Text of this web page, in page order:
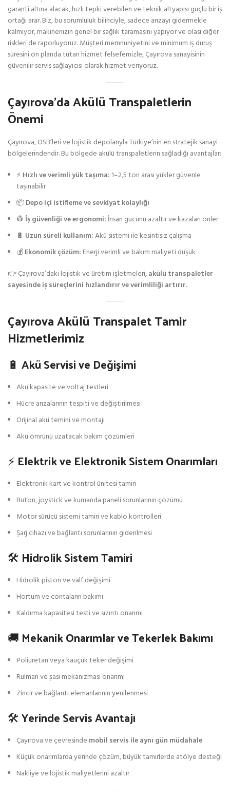
garanti altına alacak, hızlı tepki verebilen ve teknik altyapısı güçlü bir iş
ortağı arar. Biz, bu sorumluluk bilinciyle, sadece arızayı gidermekle
kalmıyor, makinenizin genel bir sağlık taramasını yapıyor ve olası diğer
riskleri de raporluyoruz. Müşteri memnuniyetini ve minimum iş duruş
süresini ön planda tutan hizmet felsefemizle, Çayırova sanayisinin
güvenilir servis sağlayıcısı olarak hizmet veriyoruz.
Çayırova’da Akülü Transpaletlerin
Önemi
Çayırova, OSB’leri ve lojistik depolarıyla Türkiye’nin en stratejik sanayi
bölgelerindendir. Bu bölgede akülü transpaletlerin sağladığı avantajlar:
⚡ Hızlı ve verimli yük taşıma: 1–2,5 ton arası yükler güvenle
taşınabilir
📦Depo içi istifleme ve sevkiyat kolaylığı
👷 İş güvenliği ve ergonomi: İnsan gücünü azaltır ve kazaları önler
🔋 Uzun süreli kullanım:Akü sistemi ile kesintisiz çalışma
💰Ekonomik çözüm: Enerji verimli ve bakım maliyeti düşük
👉 Çayırova’daki lojistik ve üretim işletmeleri,akülü transpaletler
sayesinde iş süreçlerini hızlandırır ve verimliliği artırır.
Çayırova Akülü Transpalet Tamir
Hizmetlerimiz
🔋 Akü Servisi ve Değişimi
Akü kapasite ve voltaj testleri
Hücre arızalarının tespiti ve değiştirilmesi
Orijinal akü temini ve montajı
Akü ömrünü uzatacak bakım çözümleri
⚡ Elektrik ve Elektronik Sistem Onarımları
Elektronik kart ve kontrol ünitesi tamiri
Buton, joystick ve kumanda paneli sorunlarının çözümü
Motor sürücü sistemi tamiri ve kablo kontrolleri
Şarj cihazı ve bağlantı sorunlarının giderilmesi
🛠️ Hidrolik Sistem Tamiri
Hidrolik piston ve valf değişimi
Hortum ve contaların bakımı
Kaldırma kapasitesi testi ve sızıntı onarımı
🚚 Mekanik Onarımlar ve Tekerlek Bakımı
Poliüretan veya kauçuk teker değişimi
Rulman ve şasi mekanizması onarımı
Zincir ve bağlantı elemanlarının yenilenmesi
🛠️ Yerinde Servis Avantajı
Çayırova ve çevresinde mobil servis ile aynı gün müdahale
Küçük onarımlarda yerinde çözüm, büyük tamirlerde atölye desteği
Nakliye ve lojistik maliyetlerini azaltır